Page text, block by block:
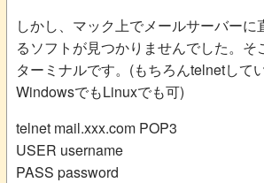
しかし、マック上でメールサーバーに
るソフトが見つかりませんでした。そ
ターミナルです。(もちろんtelnetして
WindowsでもLinuxでも可)
telnet mail.xxx.com POP3
USER username
PASS password